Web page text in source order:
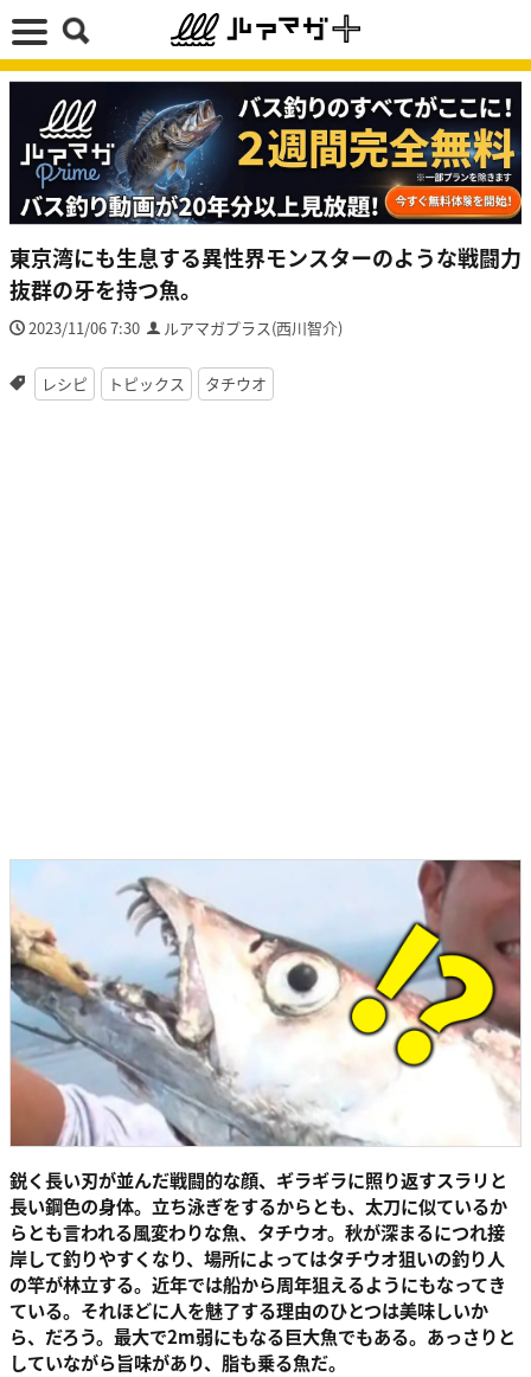
東京湾にも生息する異性界モンスターのような戦闘力
抜群の牙を持つ魚。
2023/11/06 7:30 ルアマガプラス(西川智介)
レシピ トピックス タチウオ
鋭く長い刃が並んだ戦闘的な顔、ギラギラに照り返すスラリと
長い鋼色の身体。立ち泳ぎをするからとも、太刀に似ているか
らとも言われる風変わりな魚、タチウオ。秋が深まるにつれ接
岸して釣りやすくなり、場所によってはタチウオ狙いの釣り人
の竿が林立する。近年では船から周年狙えるようにもなってき
ている。それほどに人を魅了する理由のひとつは美味しいか
ら、だろう。最大で2m弱にもなる巨大魚でもある。あっさりと
していながら旨味があり、脂も乗る魚だ。